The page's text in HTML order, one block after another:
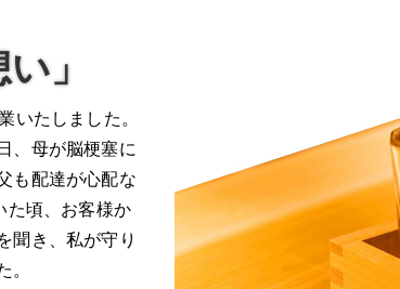
」
いたしました。
、母が脳梗塞に
も配達が心配な
た頃、お客様か
聞き、私が守り
。